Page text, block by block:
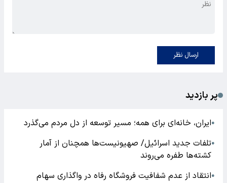
ارسال نظر
پر بازدید
●ایران، خانه‌ای برای همه؛ مسیر توسعه از دل مردم می‌گذرد
●تلفات جدید اسرائیل/ صهیونیست‌ها همچنان از آمار
کشته‌ها طفره می‌روند
●انتقاد از عدم شفافیت فروشگاه رفاه در واگذاری سهام